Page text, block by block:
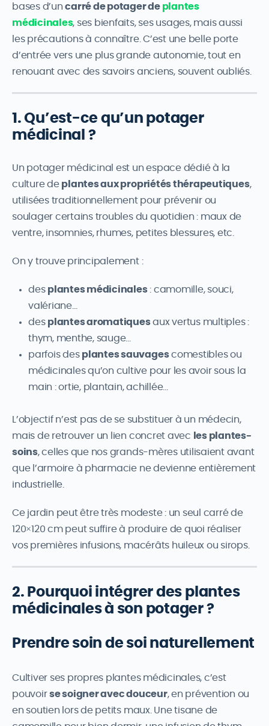
bases d’uncarré de potager de plantes
médicinales, ses bienfaits, ses usages, mais aussi
les précautions à connaître. C’est une belle porte
d’entrée vers une plus grande autonomie, tout en
renouant avec des savoirs anciens, souvent oubliés.
1. Qu’est-ce qu’un potager
médicinal ?
Un potager médicinal est un espace dédié à la
culture de plantes aux propriétés thérapeutiques,
utilisées traditionnellement pour prévenir ou
soulager certains troubles du quotidien : maux de
ventre, insomnies, rhumes, petites blessures, etc.
On y trouve principalement :
des plantes médicinales: camomille, souci,
valériane…
des plantes aromatiquesaux vertus multiples :
thym, menthe, sauge…
parfois des plantes sauvagescomestibles ou
médicinales qu’on cultive pour les avoir sous la
main : ortie, plantain, achillée…
L’objectif n’est pas de se substituer à un médecin,
mais de retrouver un lien concret avec les plantes-
soins, celles que nos grands-mères utilisaient avant
que l’armoire à pharmacie ne devienne entièrement
industrielle.
Ce jardin peut être très modeste : un seul carré de
120×120 cm peut suffire à produire de quoi réaliser
vos premières infusions, macérâts huileux ou sirops.
2. Pourquoi intégrer des plantes
médicinales à son potager ?
Prendre soin de soi naturellement
Cultiver ses propres plantes médicinales, c’est
pouvoirse soigner avec douceur, en prévention ou
en soutien lors de petits maux. Une tisane de